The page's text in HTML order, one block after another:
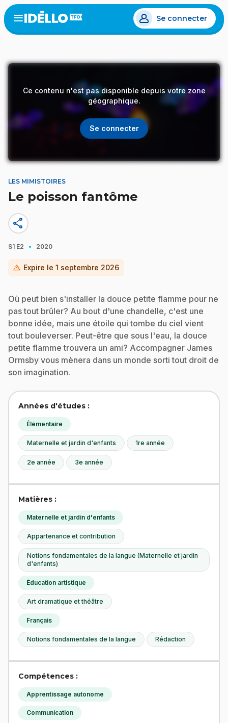
Aller
au
contenu
Open
menu
Se connecter
Ce contenu n'est pas disponible depuis votre zone
géographique.
Se connecter
LES MIMISTOIRES
Le poisson fantôme
share
S1 E2 · 2020
warning Expire le 1 septembre 2026
Où peut bien s'installer la douce petite flamme pour ne
pas tout brûler? Au bout d'une chandelle, c'est une
bonne idée, mais une étoile qui tombe du ciel vient
tout bouleverser. Peut-être que sous l'eau, la douce
petite flamme trouvera un ami? Accompagner James
Ormsby vous mènera dans un monde sorti tout droit de
son imagination.
Années d'études :
Élémentaire
Maternelle et jardin d'enfants 1re année
2e année 3e année
Matières :
Maternelle et jardin d'enfants
Appartenance et contribution
Notions fondamentales de la langue (Maternelle et jardin
d'enfants)
Éducation artistique
Art dramatique et théâtre
Français
Notions fondamentales de la langue Rédaction
Compétences :
Apprentissage autonome
Communication